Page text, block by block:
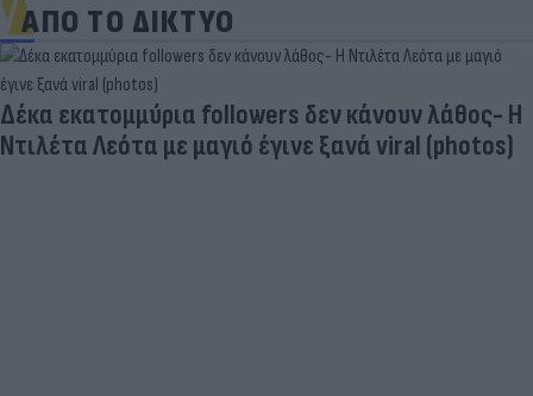
ΑΠΟ ΤΟ ΔΙΚΤΥΟ
Δέκα εκατομμύρια followers δεν κάνουν λάθος- Η
Ντιλέτα Λεότα με μαγιό έγινε ξανά viral (photos)